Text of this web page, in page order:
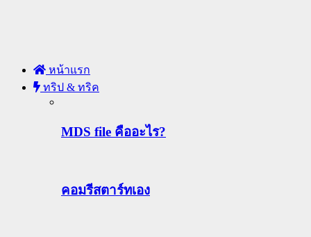
หน้าแรก
ทริป & ทริค
MDS file คืออะไร?
คอมรีสตาร์ทเอง